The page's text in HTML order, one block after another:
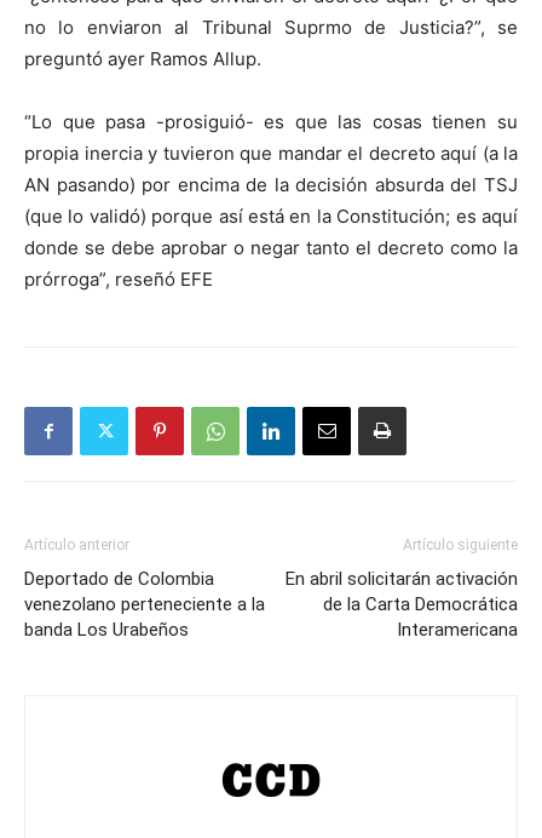
no lo enviaron al Tribunal Suprmo de Justicia?”, se
preguntó ayer Ramos Allup.
“Lo que pasa -prosiguió- es que las cosas tienen su
propia inercia y tuvieron que mandar el decreto aquí (a la
AN pasando) por encima de la decisión absurda del TSJ
(que lo validó) porque así está en la Constitución; es aquí
donde se debe aprobar o negar tanto el decreto como la
prórroga”, reseñó EFE
Artículo anterior
Deportado de Colombia
venezolano perteneciente a la
banda Los Urabeños
Artículo siguiente
En abril solicitarán activación
de la Carta Democrática
Interamericana